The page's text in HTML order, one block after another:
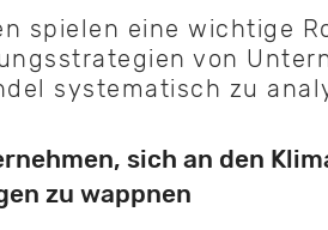
spielen eine wichtige
von
systematisch zu
sich an den
zu wappnen